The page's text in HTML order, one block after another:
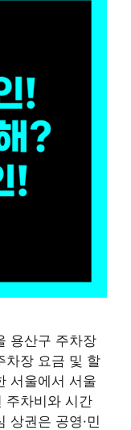
용산구 주차장
장 요금 및 할
서울에서 서울
주차비와 시간
상권은 공영·민